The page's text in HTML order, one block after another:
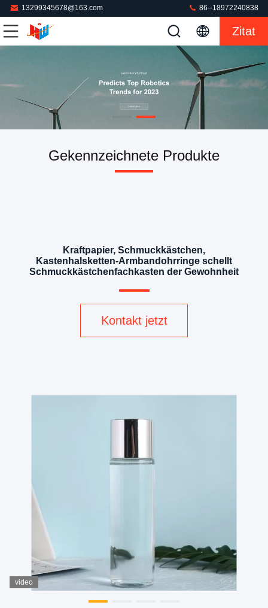
13299345678@163.com 86--18972240838
Zitat
Gekennzeichnete Produkte
Kraftpapier, Schmuckkästchen,
Kastenhalsketten-Armbandohrringe schellt
Schmuckkästchenfachkasten der Gewohnheit
Kontakt jetzt
video